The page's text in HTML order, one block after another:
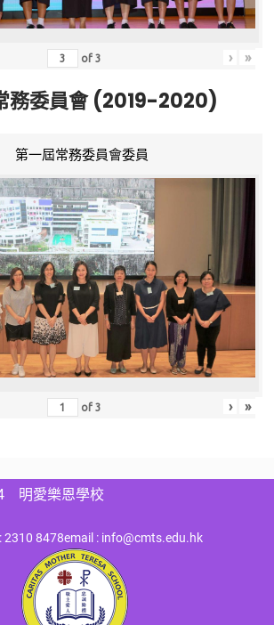
of3 › »
務委員會 (2019-2020)
第一屆常務委員會委員
of3 › »
明愛樂恩學校
2310 8478email : info@cmts.edu.hk